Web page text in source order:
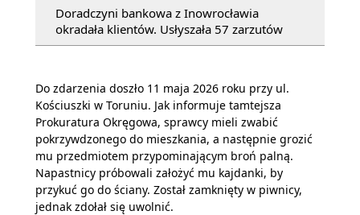
Doradczyni bankowa z Inowrocławia
okradała klientów. Usłyszała 57 zarzutów
Do zdarzenia doszło 11 maja 2026 roku przy ul.
Kościuszki w Toruniu. Jak informuje tamtejsza
Prokuratura Okręgowa, sprawcy mieli zwabić
pokrzywdzonego do mieszkania, a następnie grozić
mu przedmiotem przypominającym broń palną.
Napastnicy próbowali założyć mu kajdanki, by
przykuć go do ściany. Został zamknięty w piwnicy,
jednak zdołał się uwolnić.